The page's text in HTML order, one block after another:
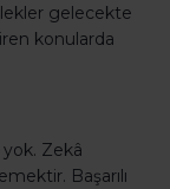
gelecekte
konularda
yok. Zekâ
Başarılı